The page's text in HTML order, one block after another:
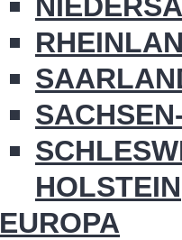
HOLSTEIN
EUROPA